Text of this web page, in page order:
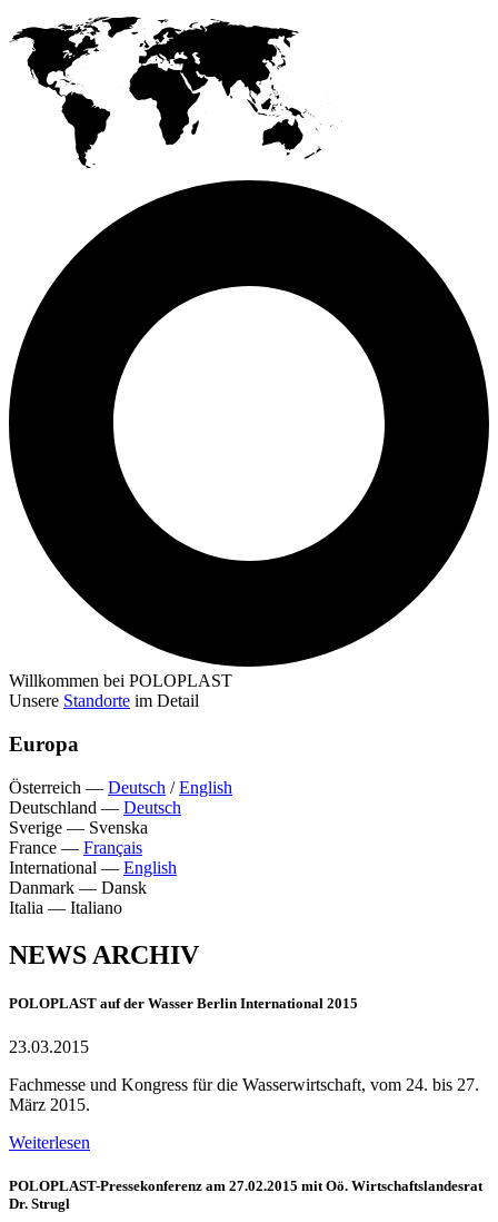
Willkommen bei POLOPLAST
Unsere Standorte im Detail
Europa
Österreich — Deutsch /English
Deutschland — Deutsch
Sverige — Svenska
France — Français
International — English
Danmark — Dansk
Italia — Italiano
NEWS ARCHIV
POLOPLAST auf der Wasser Berlin International 2015
23.03.2015
Fachmesse und Kongress für die Wasserwirtschaft, vom 24. bis 27.
März 2015.
Weiterlesen
POLOPLAST-Pressekonferenz am 27.02.2015 mit Oö. Wirtschaftslandesrat
Dr. Strugl